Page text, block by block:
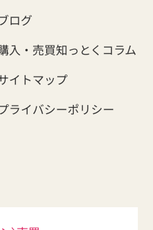
ログ
入・売買知っとくコラム
イトマップ
ライバシーポリシー